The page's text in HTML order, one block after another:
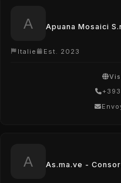
Apuana Mosaici
Italie Est. 2023
As.ma.ve -